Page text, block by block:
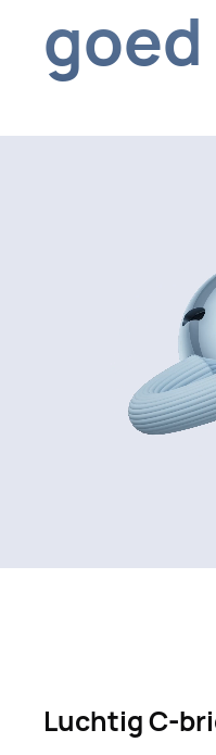
goed
Luchtig C-